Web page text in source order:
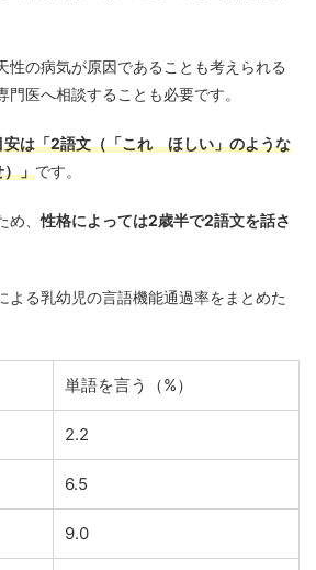
性の病気が原因であることも考えられる
医へ相談することも必要です。
安は「2語文（「これ ほしい」のような
）」です。
め、性格によっては2歳半で2語文を話さ
よる乳幼児の言語機能通過率をまとめた
単語を言う（%）
2.2
6.5
9.0